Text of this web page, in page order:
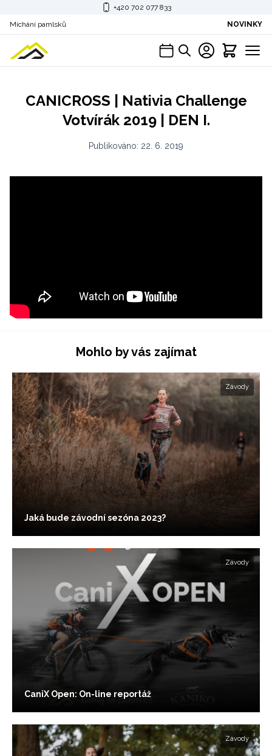
+420 702 077 833
Míchání pamlsků
NOVINKY
CANICROSS | Nativia Challenge
Votvírák 2019 | DEN I.
Publikováno: 22. 6. 2019
Mohlo by vás zajímat
Jaká bude závodní sezóna 2023?
Závody
CaniX Open: On-line reportáž
Závody
Závody